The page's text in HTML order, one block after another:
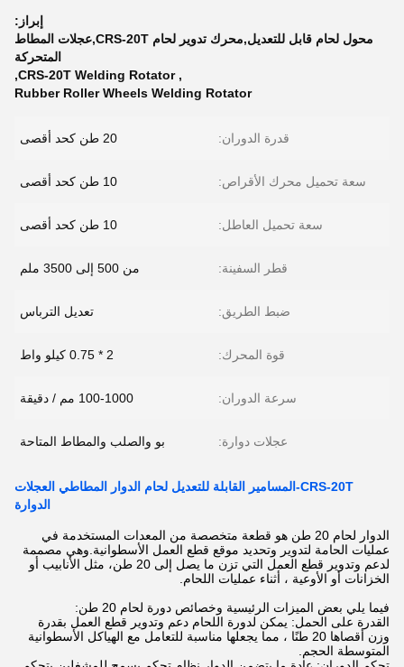
إبراز:
محول لحام قابل للتعديل,محرك تدوير لحام CRS-20T,عجلات المطاط
المتحركة
,
CRS-20T Welding Rotator
,
Rubber Roller Wheels Welding Rotator
قدرة الدوران: 20 طن كحد أقصى
سعة تحميل محرك الأقراص: 10 طن كحد أقصى
سعة تحميل العاطل: 10 طن كحد أقصى
قطر السفينة: من 500 إلى 3500 ملم
ضبط الطريق: تعديل الترباس
قوة المحرك: 2 * 0.75 كيلو واط
سرعة الدوران: 100-1000 مم / دقيقة
عجلات دوارة: بو والصلب والمطاط المتاحة
CRS-20T-المسامير القابلة للتعديل لحام الدوار المطاطي العجلات
الدوارة
الدوار لحام 20 طن هو قطعة متخصصة من المعدات المستخدمة في
عمليات الحامة لتدوير وتحديد موقع قطع العمل الأسطوانية.وهي مصممة
لدعم وتدوير قطع العمل التي تزن ما يصل إلى 20 طن، مثل الأنابيب أو
الخزانات أو الأوعية ، أثناء عمليات اللحام.
فيما يلي بعض الميزات الرئيسية وخصائص دورة لحام 20 طن:
القدرة على الحمل: يمكن لدورة اللحام دعم وتدوير قطع العمل بقدرة
وزن أقصاها 20 طنًا ، مما يجعلها مناسبة للتعامل مع الهياكل الأسطوانية
المتوسطة الحجم.